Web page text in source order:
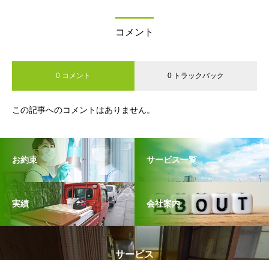
コメント
0 コメント 0 トラックバック
この記事へのコメントはありません。
お約束 サービス一覧
実績 会社案内
サービス